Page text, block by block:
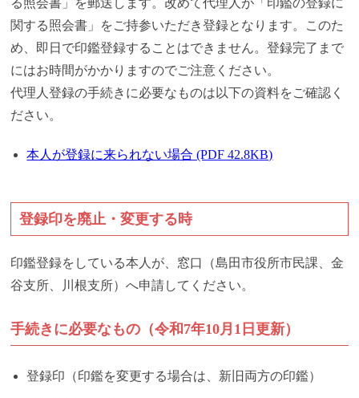
る照会書」を郵送します。改めて代理人が「印鑑の登録に
関する照会書」をご持参いただき登録となります。このた
め、即日で印鑑登録することはできません。登録完了まで
にはお時間がかかりますのでご注意ください。
代理人登録の手続きに必要なものは以下の資料をご確認く
ださい。
本人が登録に来られない場合 (PDF 42.8KB)
登録印を廃止・変更する時
印鑑登録をしている本人が、窓口（島田市役所市民課、金
谷支所、川根支所）へ申請してください。
手続きに必要なもの（令和7年10月1日更新）
登録印（印鑑を変更する場合は、新旧両方の印鑑）